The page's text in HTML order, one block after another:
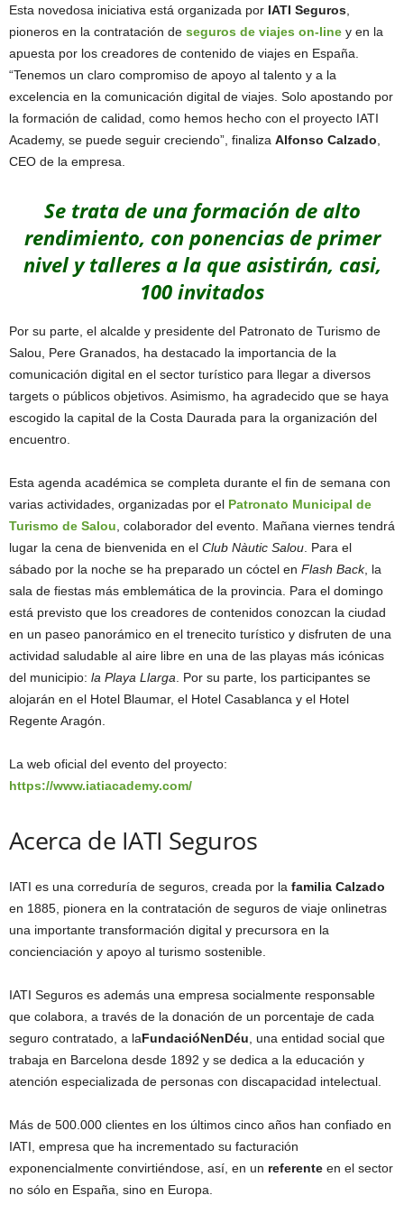
Esta novedosa iniciativa está organizada por IATI Seguros
pioneros en la contratación de seguros de viajes on-line y en la
apuesta por los creadores de contenido de viajes en España.
“Tenemos un claro compromiso de apoyo al talento y a la
excelencia en la comunicación digital de viajes. Solo apostando por
la formación de calidad, como hemos hecho con el proyecto IATI
Academy, se puede seguir creciendo”, finaliza Alfonso Calzado
CEO de la empresa.
Se trata de una formación de alto
rendimiento, con ponencias de primer
nivel y talleres a la que asistirán, casi,
100 invitados
Por su parte, el alcalde y presidente del Patronato de Turismo de
Salou, Pere Granados, ha destacado la importancia de la
comunicación digital en el sector turístico para llegar a diversos
targets o públicos objetivos. Asimismo, ha agradecido que se haya
escogido la capital de la Costa Daurada para la organización del
encuentro.
Esta agenda académica se completa durante el fin de semana con
varias actividades, organizadas por el Patronato Municipal de
Turismo de Salou , colaborador del evento. Mañana viernes tendrá
lugar la cena de bienvenida en el Club Nàutic Salou . Para el
sábado por la noche se ha preparado un cóctel en Flash Back, la
sala de fiestas más emblemática de la provincia. Para el domingo
está previsto que los creadores de contenidos conozcan la ciudad
en un paseo panorámico en el trenecito turístico y disfruten de una
actividad saludable al aire libre en una de las playas más icónicas
del municipio: la Playa Llarga . Por su parte, los participantes se
alojarán en el Hotel Blaumar, el Hotel Casablanca y el Hotel
Regente Aragón.
La web oficial del evento del proyecto:
https://www.iatiacademy.com/
Acerca de IATI Seguros
IATI es una correduría de seguros, creada por la familia Calzado
en 1885, pionera en la contratación de seguros de viaje onlinetras
una importante transformación digital y precursora en la
concienciación y apoyo al turismo sostenible.
IATI Seguros es además una empresa socialmente responsable
que colabora, a través de la donación de un porcentaje de cada
seguro contratado, a laFundacióNenDéu , una entidad social que
trabaja en Barcelona desde 1892 y se dedica a la educación y
atención especializada de personas con discapacidad intelectual.
Más de 500.000 clientes en los últimos cinco años han confiado en
IATI, empresa que ha incrementado su facturación
exponencialmente convirtiéndose, así, en un referente en el sector
no sólo en España, sino en Europa.